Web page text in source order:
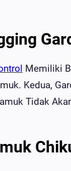
Memiliki
Kedua,
Tidak